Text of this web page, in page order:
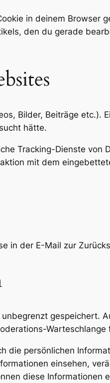
in deinem Browser
den du gerade
Bilder, Beiträge etc.).
hätte.
Tracking-Dienste von
mit dem
in der E-Mail zur
gespeichert.
Warteschlange
die persönlichen
einsehen,
diese Informationen